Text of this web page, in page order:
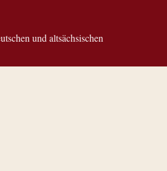
und altsächsischen